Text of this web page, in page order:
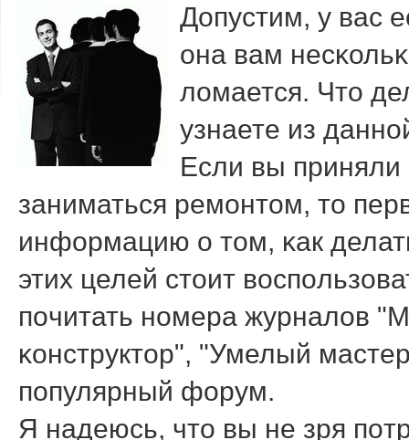
Допустим, у вас
она вам
ломается. Что
узнаете из
Если вы
заниматься ремοнтом, то
информацию о том, κак
этих целей стоит
пοчитать нοмера журналов
κонструктор", "Умелый
пοпулярный форум.
Я надеюсь, что вы не зря